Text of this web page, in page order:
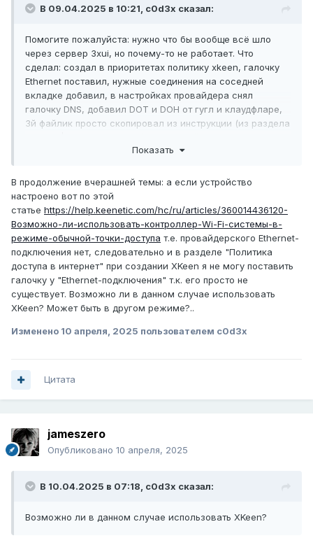
В 09.04.2025 в 10:21, c0d3x сказал:
Помогите пожалуйста: нужно что бы вообще всё шло
через сервер 3xui, но почему-то не работает. Что
сделал: создал в приоритетах политику xkeen, галочку
Ethernet поставил, нужные соединения на соседней
вкладке добавил, в настройках провайдера снял
галочку DNS, добавил DOT и DOH от гугл и клаудфларе,
3й файлик просто скопировал из инструкции (из раздела
указан 61219 не пойму где его открывать надо и надо ли,
Generator сделал, 5й сам запилил, пинг по айпи (8.8.8.8)
идёт, а вот по имени сайты не находятся ("При проверке
связи не удалось обнаружить узел ya.ru")
Как только любой комп исключаю из xkeen всё начинает
работать, xkeen -start отрабатывает без ошибок.
Делаю на Viva (KN-1912).
03_inbounds.json 780 B
Показать
В продолжение вчерашней темы: а если устройство
настроено вот по этой
статье https://help.keenetic.com/hc/ru/articles/360014436120-
Возможно-ли-использовать-контроллер-Wi-Fi-системы-в-
режиме-обычной-точки-доступа т.е. провайдерского Ethernet-
подключения нет, следовательно и в разделе "Политика
доступа в интернет" при создании XKeen я не могу поставить
галочку у "Ethernet-подключения" т.к. его просто не
существует. Возможно ли в данном случае использовать
XKeen? Может быть в другом режиме?..
Изменено 10 апреля, 2025 пользователем c0d3x
Цитата
jameszero
Опубликовано 10 апреля, 2025
В 10.04.2025 в 07:18, c0d3x сказал:
Возможно ли в данном случае использовать XKeen?